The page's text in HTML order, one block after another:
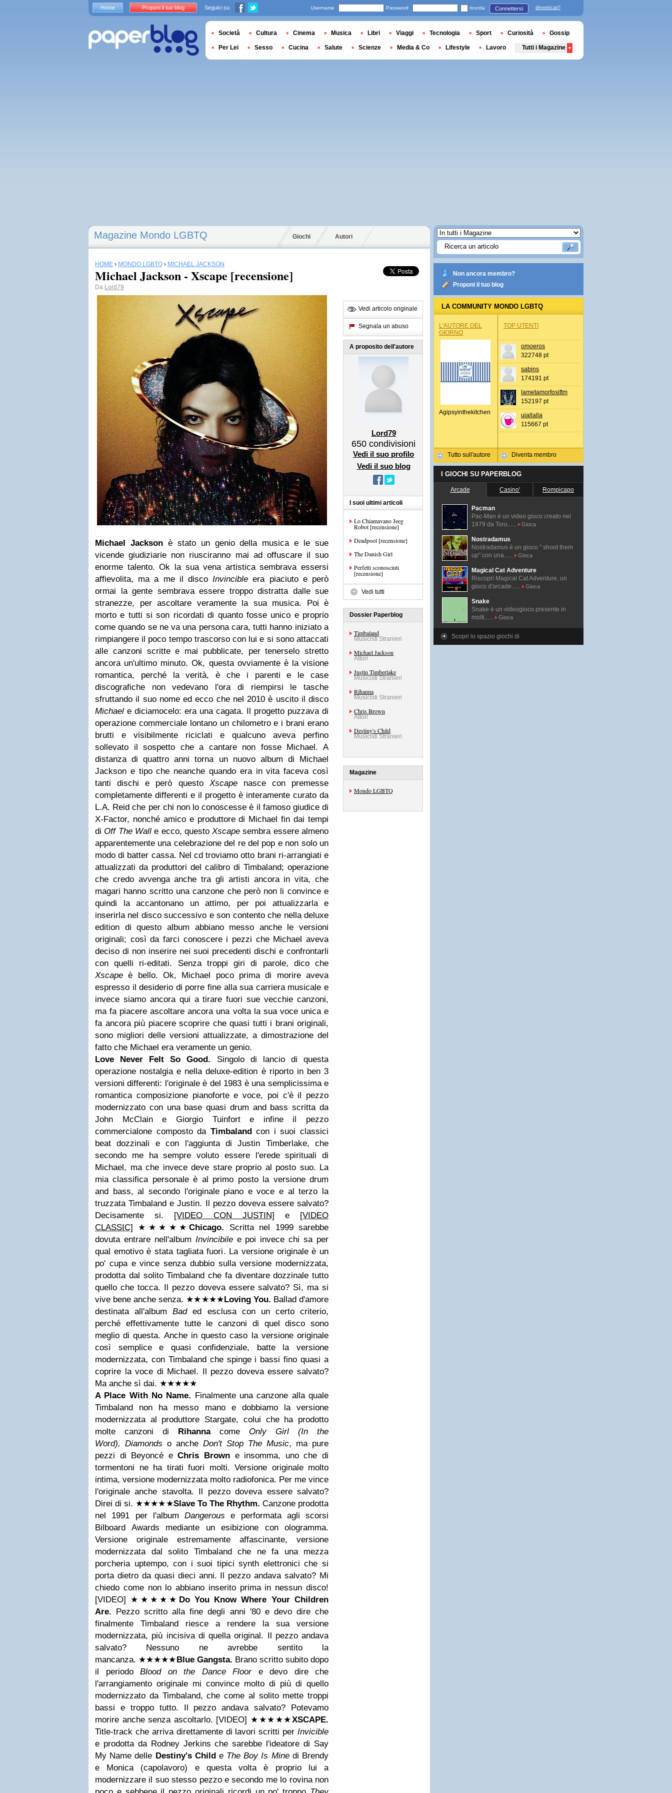
Magazine Mondo LGBTQ Giochi Autori
HOME › MONDO LGBTQ › MICHAEL JACKSON
Michael Jackson - Xscape [recensione]
Da Lord79
Michael Jacksonè stato un genio della musica e le sue
vicende giudiziarie non riusciranno mai ad offuscare il suo
enorme talento. Ok la sua vena artistica sembrava essersi
affievolita, ma a me il discoInvincibleera piaciuto e però
ormai la gente sembrava essere troppo distratta dalle sue
stranezze, per ascoltare veramente la sua musica. Poi è
morto e tutti si son ricordati di quanto fosse unico e proprio
come quando se ne va una persona cara, tutti hanno iniziato a
rimpiangere il poco tempo trascorso con lui e si sono attaccati
alle canzoni scritte e mai pubblicate, per tenerselo stretto
ancora un'ultimo minuto. Ok, questa ovviamente è la visione
romantica, perché la verità, è che i parenti e le case
discografiche non vedevano l'ora di riempirsi le tasche
sfruttando il suo nome ed ecco che nel 2010 è uscito il disco
Michael e diciamocelo: era una cagata. Il progetto puzzava di
operazione commerciale lontano un chilometro e i brani erano
brutti e visibilmente riciclati e qualcuno aveva perfino
sollevato il sospetto che a cantare non fosse Michael. A
distanza di quattro anni torna un nuovo album di Michael
Jackson e tipo che neanche quando era in vita faceva così
tanti dischi e però questo Xscape nasce con premesse
completamente differenti e il progetto è interamente curato da
L.A. Reid che per chi non lo conoscesse è il famoso giudice di
X-Factor, nonché amico e produttore di Michael fin dai tempi
di Off The Walle ecco, questoXscapesembra essere almeno
apparentemente una celebrazione del re del pop e non solo un
modo di batter cassa. Nel cd troviamo otto brani ri-arrangiati e
attualizzati da produttori del calibro di Timbaland; operazione
che credo avvenga anche tra gli artisti ancora in vita, che
magari hanno scritto una canzone che però non li convince e
quindi la accantonano un attimo, per poi attualizzarla e
inserirla nel disco successivo e son contento che nella deluxe
edition di questo album abbiano messo anche le versioni
originali; così da farci conoscere i pezzi che Michael aveva
deciso di non inserire nei suoi precedenti dischi e confrontarli
con quelli ri-editati. Senza troppi giri di parole, dico che
Xscapeè bello. Ok, Michael poco prima di morire aveva
espresso il desiderio di porre fine alla sua carriera musicale e
invece siamo ancora qui a tirare fuori sue vecchie canzoni,
ma fa piacere ascoltare ancora una volta la sua voce unica e
fa ancora più piacere scoprire che quasi tutti i brani originali,
sono migliori delle versioni attualizzate, a dimostrazione del
fatto che Michael era veramente un genio.
Love Never Felt So Good. Singolo di lancio di questa
operazione nostalgia e nella deluxe-edition è riporto in ben 3
versioni differenti: l'originale è del 1983 è una semplicissima e
romantica composizione pianoforte e voce, poi c'è il pezzo
modernizzato con una base quasi drum and bass scritta da
John McClain e Giorgio Tuinfort e infine il pezzo
commercialone composto da Timbalandcon i suoi classici
beat dozzinali e con l'aggiunta di Justin Timberlake, che
secondo me ha sempre voluto essere l'erede spirituali di
Michael, ma che invece deve stare proprio al posto suo. La
mia classifica personale è al primo posto la versione drum
and bass, al secondo l'originale piano e voce e al terzo la
truzzata Timbaland e Justin. Il pezzo doveva essere salvato?
Decisamente si. [VIDEO CON JUSTIN] e [VIDEO
CLASSIC]
★★ ★ ★ ★Chicago. Scritta nel 1999 sarebbe
dovuta entrare nell'album Invincibile e poi invece chi sa per
qual emotivo è stata tagliata fuori. La versione originale è un
po' cupa e vince senza dubbio sulla versione modernizzata,
prodotta dal solito Timbaland che fa diventare dozzinale tutto
quello che tocca. Il pezzo doveva essere salvato? Sì, ma si
vive bene anche senza. ★★★★★Loving You. Ballad d'amore
destinata all'albumBaded esclusa con un certo criterio,
perché effettivamente tutte le canzoni di quel disco sono
meglio di questa. Anche in questo caso la versione originale
così semplice e quasi confidenziale, batte la versione
modernizzata, con Timbaland che spinge i bassi fino quasi a
coprire la voce di Michael. Il pezzo doveva essere salvato?
Ma anche sì dai. ★★★★★
A Place With No Name. Finalmente una canzone alla quale
Timbaland non ha messo mano e dobbiamo la versione
modernizzata al produttore Stargate, colui che ha prodotto
molte canzoni di Rihannacome Only Girl (In the
Word), Diamonds o anche Don't Stop The Music, ma pure
pezzi di Beyoncé eChris Brown e insomma, uno che di
tormentoni ne ha tirati fuori molti. Versione originale molto
intima, versione modernizzata molto radiofonica. Per me vince
l'originale anche stavolta. Il pezzo doveva essere salvato?
Direi di si. ★★★★★Slave To The Rhythm. Canzone prodotta
nel 1991 per l'album Dangerouse performata agli scorsi
Bilboard Awards mediante un esibizione con ologramma.
Versione originale estremamente affascinante, versione
modernizzata dal solito Timbaland che ne fa una mezza
porcheria uptempo, con i suoi tipici synth elettronici che si
porta dietro da quasi dieci anni. Il pezzo andava salvato? Mi
chiedo come non lo abbiano inserito prima in nessun disco!
[VIDEO] ★★ ★ ★ ★ Do You Know Where Your Children
Are. Pezzo scritto alla fine degli anni '80 e devo dire che
finalmente Timbaland riesce a rendere la sua versione
modernizzata, più incisiva di quella original. Il pezzo andava
salvato? Nessuno ne avrebbe sentito la
mancanza. ★★★★★Blue Gangsta. Brano scritto subito dopo
il periodo Blood on the Dance Floore devo dire che
l'arrangiamento originale mi convince molto di più di quello
modernizzato da Timbaland, che come al solito mette troppi
bassi e troppo tutto. Il pezzo andava salvato? Potevamo
morire anche senza ascoltarlo. [VIDEO] ★★★ ★★XSCAPE.
Title-track che arriva direttamente di lavori scritti per Invicible
e prodotta da Rodney Jerkins che sarebbe l'ideatore di Say
My Name delle Destiny's Childe The Boy Is Minedi Brendy
e Monica (capolavoro) e questa volta è proprio lui a
modernizzare il suo stesso pezzo e secondo me lo rovina non
Vedi articolo originale
Segnala un abuso
A proposito dell'autore
Lord79
650 condivisioni
Vedi il suo profilo
Vedi il suo blog
I suoi ultimi articoli
Lo Chiamavano Jeeg
Robot [recensione]
Deadpool [recensione]
The Danish Girl
Perfetti sconosciuti
[recensione]
Vedi tutti
Dossier Paperblog
Timbaland
Musicisti Stranieri
Michael Jackson
Attori
Justin Timberlake
Musicisti Stranieri
Rihanna
Musicisti Stranieri
Chris Brown
Attori
Destiny's Child
Musicisti Stranieri
Magazine
Mondo LGBTQ
Non ancora membro?
Proponi il tuo blog
LA COMMUNITY MONDO LGBTQ
L'AUTORE DEL
GIORNO
Agipsyinthekitchen
Tutto sull'autore
TOP UTENTI
omoeros
322748 pt
sabins
174191 pt
lametamorfosiftm
152197 pt
uiallalla
115667 pt
Diventa membro
I GIOCHI SU PAPERBLOG
Arcade Casino' Rompicapo
Pacman
Pac-Man é un video gioco creato nel
1979 da Toru......
Gioca
Nostradamus
Nostradamus è un gioco " shoot them
up" con una......
Gioca
Magical Cat Adventure
Riscopri Magical Cat Adventure, un
gioco d'arcade......
Gioca
Snake
Snake è un videogioco presente in
molti......
Gioca
Scopri lo spazio giochi di
Home Proponi il tuo blog Seguici su Username Password ricorda Connettersi dimenticati?
Società Cultura Cinema Musica Libri Viaggi Tecnologia Sport Curiosità Gossip
Per Lei Sesso Cucina Salute Scienze Media & Co Lifestyle Lavoro Tutti i Magazine